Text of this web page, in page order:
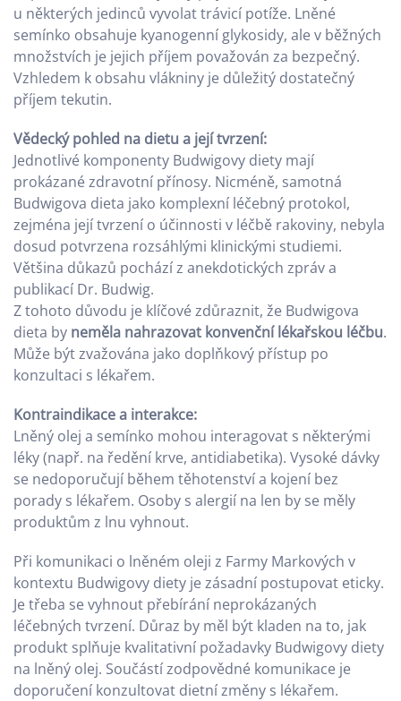
u některých jedinců vyvolat trávicí potíže. Lněné
semínko obsahuje kyanogenní glykosidy, ale v běžných
množstvích je jejich příjem považován za bezpečný.
Vzhledem k obsahu vlákniny je důležitý dostatečný
příjem tekutin.
Vědecký pohled na dietu a její tvrzení:
Jednotlivé komponenty Budwigovy diety mají
prokázané zdravotní přínosy. Nicméně, samotná
Budwigova dieta jako komplexní léčebný protokol,
zejména její tvrzení o účinnosti v léčbě rakoviny, nebyla
dosud potvrzena rozsáhlými klinickými studiemi.
Většina důkazů pochází z anekdotických zpráv a
publikací Dr. Budwig.
Z tohoto důvodu je klíčové zdůraznit, že Budwigova
dieta by neměla nahrazovat konvenční lékařskou léčbu.
Může být zvažována jako doplňkový přístup po
konzultaci s lékařem.
Kontraindikace a interakce:
Lněný olej a semínko mohou interagovat s některými
léky (např. na ředění krve, antidiabetika). Vysoké dávky
se nedoporučují během těhotenství a kojení bez
porady s lékařem. Osoby s alergií na len by se měly
produktům z lnu vyhnout.
Při komunikaci o lněném oleji z Farmy Markových v
kontextu Budwigovy diety je zásadní postupovat eticky.
Je třeba se vyhnout přebírání neprokázaných
léčebných tvrzení. Důraz by měl být kladen na to, jak
produkt splňuje kvalitativní požadavky Budwigovy diety
na lněný olej. Součástí zodpovědné komunikace je
doporučení konzultovat dietní změny s lékařem.